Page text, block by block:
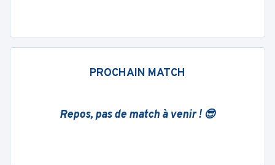
PROCHAIN MATCH
Repos, pas de match à venir ! 😎